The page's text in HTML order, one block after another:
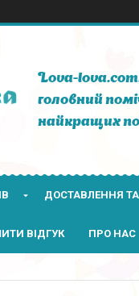
Lova-
головний
найкращих
ДОСТАВЛЕННЯ
ВІДГУК ПРО НАС